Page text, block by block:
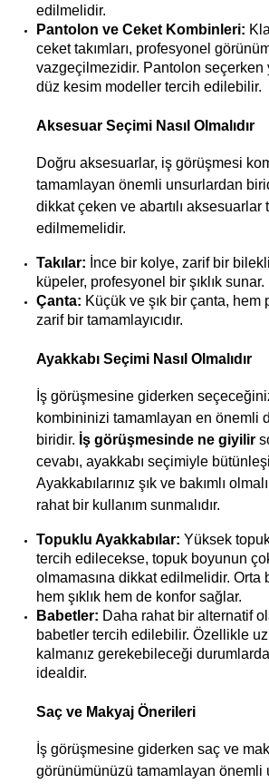
edilmelidir.
Pantolon ve Ceket Kombinleri:
ceket takımları, profesyonel
vazgeçilmezidir. Pantolon seçerken
düz kesim modeller tercih edilebilir.
Aksesuar Seçimi Nasıl Olmalıdır
Doğru aksesuarlar, iş görüşmesi
tamamlayan önemli unsurlardan
dikkat çeken ve abartılı aksesuarlar
edilmemelidir.
Takılar: İnce bir kolye, zarif bir
küpeler, profesyonel bir şıklık sunar.
Çanta: Küçük ve şık bir çanta, hem
zarif bir tamamlayıcıdır.
Ayakkabı Seçimi Nasıl Olmalıdır
İş görüşmesine giderken
kombininizi tamamlayan en önemli
biridir. İş görüşmesinde ne giyilir
cevabı, ayakkabı seçimiyle
Ayakkabılarınız şık ve bakımlı
rahat bir kullanım sunmalıdır.
Topuklu Ayakkabılar: Yüksek
tercih edilecekse, topuk boyunun
olmamasına dikkat edilmelidir. Orta
hem şıklık hem de konfor sağlar.
Babetler: Daha rahat bir alternatif
babetler tercih edilebilir. Özellikle
kalmanız gerekebileceği
idealdir.
Saç ve Makyaj Önerileri
İş görüşmesine giderken saç ve
görünümünüzü tamamlayan önemli